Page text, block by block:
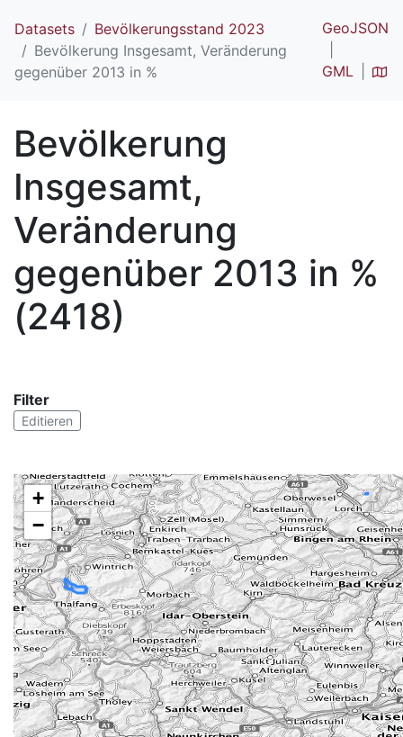
Datasets
Bevölkerungsstand 2023
Bevölkerung Insgesamt, Veränderung
gegenüber 2013 in %
GeoJSON
GML
Bevölkerung
Insgesamt,
Veränderung
gegenüber 2013 in %
(2418)
Filter
Editieren
+
−